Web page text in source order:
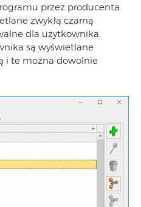
przez producenta
zwykłą czarną
dla użytkownika.
są wyświetlane
i te można dowolnie